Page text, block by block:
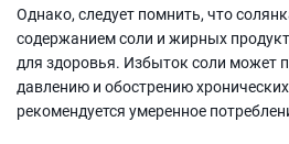
Однако, следует помнить, что
содержанием соли и жирных
для здоровья. Избыток соли может
давлению и обострению
рекомендуется умеренное